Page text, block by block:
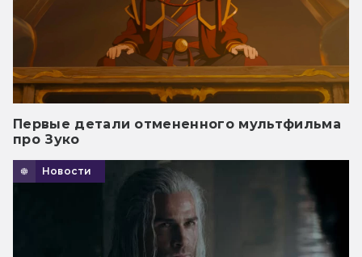
Первые детали отмененного мультфильма
про Зуко
Новости